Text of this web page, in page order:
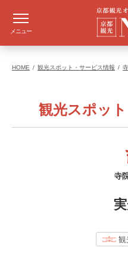
メニュー
HOME 観光スポット・サービス情報
観光スポッ
寺
観